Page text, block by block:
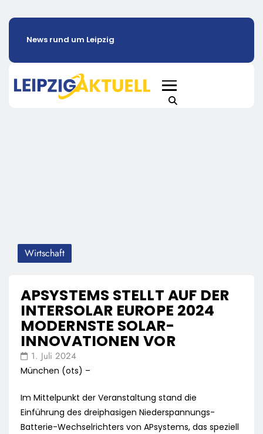
News rund um Leipzig
Wirtschaft
APSYSTEMS STELLT AUF DER
INTERSOLAR EUROPE 2024
MODERNSTE SOLAR-
INNOVATIONEN VOR
1. Juli 2024
München (ots) –
Im Mittelpunkt der Veranstaltung stand die
Einführung des dreiphasigen Niederspannungs-
Batterie-Wechselrichters von APsystems, das speziell